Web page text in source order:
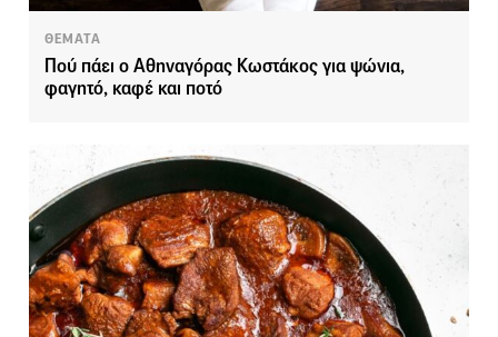
ΘΕΜΑΤΑ
Πού πάει ο Αθηναγόρας Κωστάκος για ψώνια,
φαγητό, καφέ και ποτό